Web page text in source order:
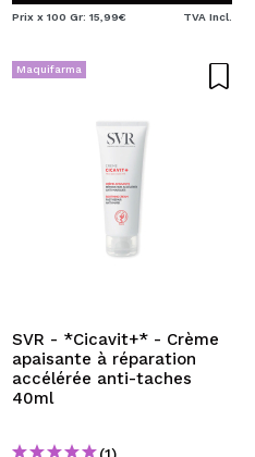
Prix x 100 Gr: 15,99€ TVA Incl.
Maquifarma
SVR - *Cicavit+* - Crème
apaisante à réparation
accélérée anti-taches
40ml
(1)